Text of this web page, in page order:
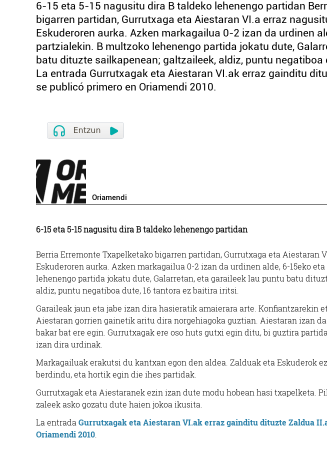
6-15 eta 5-15 nagusitu dira B taldeko lehenengo partidan
bigarren partidan, Gurrutxaga eta Aiestaran VI.a erraz
Eskuderoren aurka. Azken markagailua 0-2 izan da urdinen
partzialekin. B multzoko lehenengo partida jokatu dute,
batu dituzte sailkapenean; galtzaileek, aldiz, puntu negatiboa
La entrada Gurrutxagak eta Aiestaran VI.ak erraz gainditu
se publicó primero en Oriamendi 2010.
Oriamendi
6-15 eta 5-15 nagusitu dira B taldeko lehenengo partidan
Berria Erremonte Txapelketako bigarren partidan, Gurrutxaga eta Aiestaran
Eskuderoren aurka. Azken markagailua 0-2 izan da urdinen alde, 6-15eko
lehenengo partida jokatu dute, Galarretan, eta garaileek lau puntu batu
aldiz, puntu negatiboa dute, 16 tantora ez baitira iritsi.
Garaileak jaun eta jabe izan dira hasieratik amaierara arte. Konfiantzarekin
Aiestaran gorrien gainetik aritu dira norgehiagoka guztian. Aiestaran izan
bakar bat ere egin. Gurrutxagak ere oso huts gutxi egin ditu, bi guztira
izan dira urdinak.
Markagailuak erakutsi du kantxan egon den aldea. Zalduak eta Eskuderok
berdindu, eta hortik egin die ihes partidak.
Gurrutxagak eta Aiestaranek ezin izan dute modu hobean hasi txapelketa.
zaleek asko gozatu dute haien jokoa ikusita.
La entrada Gurrutxagak eta Aiestaran VI.ak erraz gainditu dituzte Zaldua
Oriamendi 2010